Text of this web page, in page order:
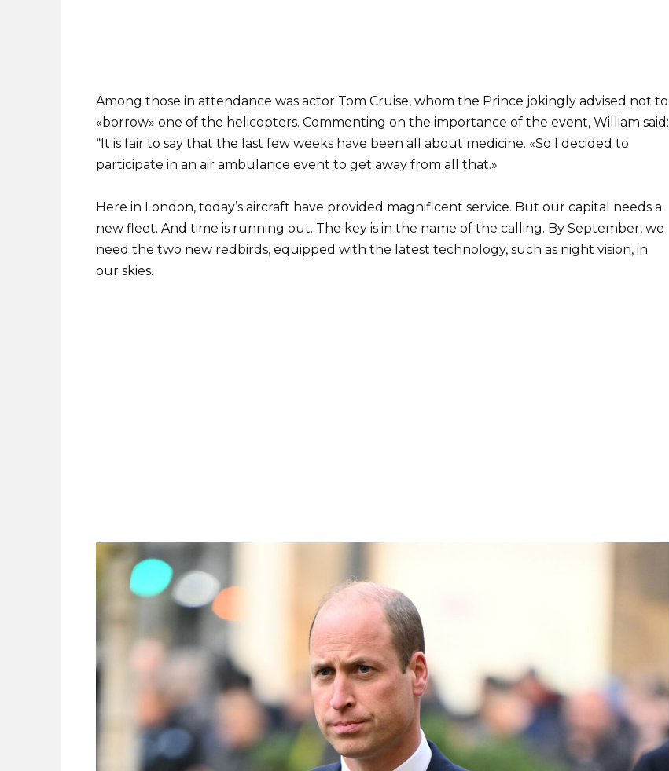
Among those in attendance was actor Tom Cruise, whom the Prince jokingly advised not to
«borrow» one of the helicopters. Commenting on the importance of the event, William said:
“It is fair to say that the last few weeks have been all about medicine. «So I decided to
participate in an air ambulance event to get away from all that.»
Here in London, today’s aircraft have provided magnificent service. But our capital needs a
new fleet. And time is running out. The key is in the name of the calling. By September, we
need the two new redbirds, equipped with the latest technology, such as night vision, in
our skies.